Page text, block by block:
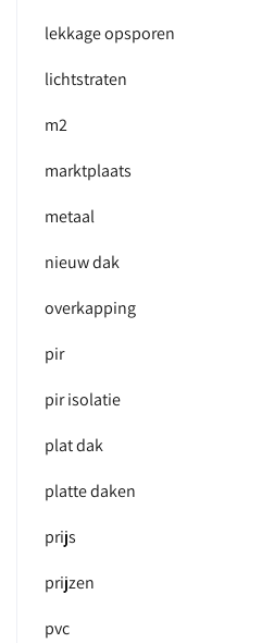
lekkage opsporen
lichtstraten
m2
marktplaats
metaal
nieuw dak
overkapping
pir
pir isolatie
plat dak
platte daken
prijs
prijzen
pvc